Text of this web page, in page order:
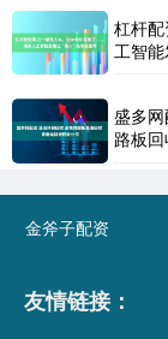
杠杆
工智能
盛多
路板
金斧子配资
友情链接：